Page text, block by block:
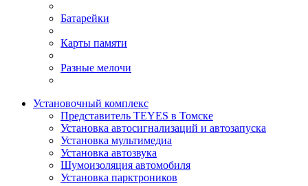
Батарейки
Карты памяти
Разные мелочи
Установочный комплекс
Представитель TEYES в Томске
Установка автосигнализаций и автозапуска
Установка мультимедиа
Установка автозвука
Шумоизоляция автомобиля
Установка парктроников